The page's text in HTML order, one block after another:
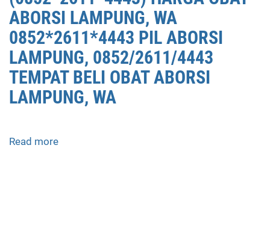
OBAT
ABORSI
TUNTAS
LAMPUNG,
WA
(0852*2611*4443)
HARGA
ABORSI LAMPUNG, WA
0852*2611*4443 PIL ABORSI
LAMPUNG, 0852/2611/4443
TEMPAT BELI OBAT ABORSI
LAMPUNG, WA
Read more